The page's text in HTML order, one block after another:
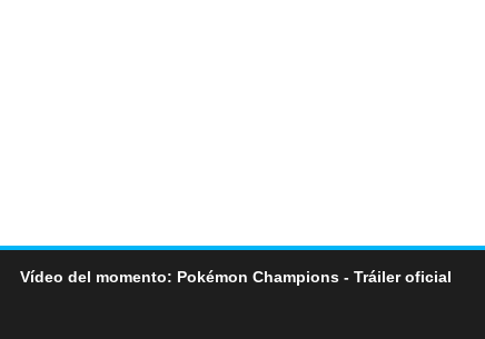
Vídeo del momento: Pokémon Champions - Tráiler oficial